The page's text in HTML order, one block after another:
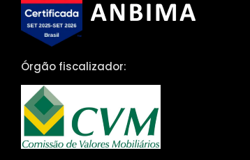
Órgão fiscalizador: